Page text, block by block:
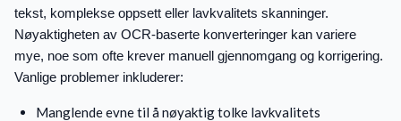
tekst, komplekse oppsett eller lavkvalitets skanninger.
Nøyaktigheten av OCR-baserte konverteringer kan variere
mye, noe som ofte krever manuell gjennomgang og korrigering.
Vanlige problemer inkluderer:
Manglende evne til å nøyaktig tolke lavkvalitets